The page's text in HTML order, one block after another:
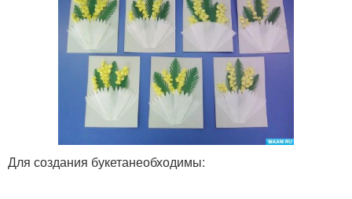
Для создания букетанеобходимы: